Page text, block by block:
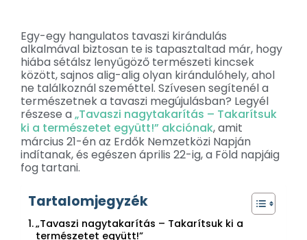
Egy-egy hangulatos tavaszi kirándulás
alkalmával biztosan te is tapasztaltad már, hogy
hiába sétálsz lenyűgöző természeti kincsek
között, sajnos alig-alig olyan kirándulóhely, ahol
ne találkoznál szeméttel. Szívesen segítenél a
természetnek a tavaszi megújulásban? Legyél
részese a„Tavaszi nagytakarítás – Takarítsuk
ki a természetet együtt!” akciónak, amit
március 21-én az Erdők Nemzetközi Napján
indítanak, és egészen április 22-ig, a Föld napjáig
fog tartani.
Tartalomjegyzék
„Tavaszi nagytakarítás – Takarítsuk ki a
természetet együtt!”